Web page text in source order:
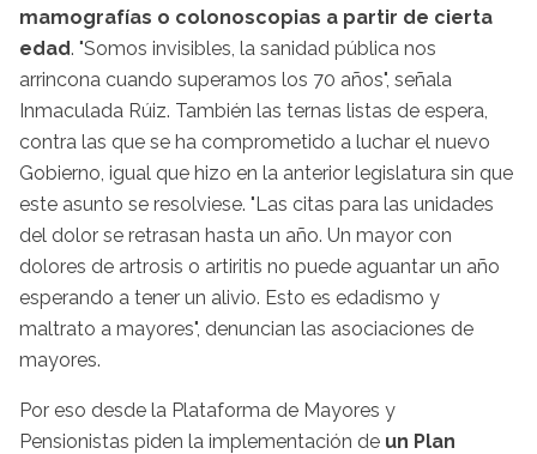
mamografías o colonoscopias a partir de cierta
edad. "Somos invisibles, la sanidad pública nos
arrincona cuando superamos los 70 años", señala
Inmaculada Rúiz. También las ternas listas de espera,
contra las que se ha comprometido a luchar el nuevo
Gobierno, igual que hizo en la anterior legislatura sin que
este asunto se resolviese. "Las citas para las unidades
del dolor se retrasan hasta un año. Un mayor con
dolores de artrosis o artiritis no puede aguantar un año
esperando a tener un alivio. Esto es edadismo y
maltrato a mayores", denuncian las asociaciones de
mayores.
Por eso desde la Plataforma de Mayores y
Pensionistas piden la implementación de un Plan